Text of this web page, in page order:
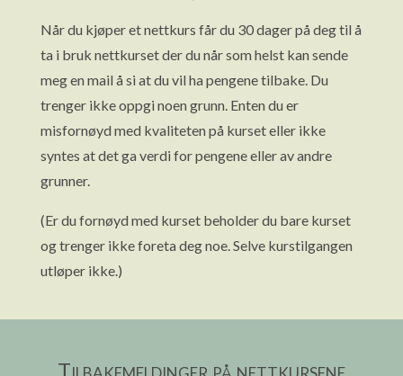
Når du kjøper et nettkurs får du 30 dager på deg til å
ta i bruk nettkurset der du når som helst kan sende
meg en mail å si at du vil ha pengene tilbake. Du
trenger ikke oppgi noen grunn. Enten du er
misfornøyd med kvaliteten på kurset eller ikke
syntes at det ga verdi for pengene eller av andre
grunner.
(Er du fornøyd med kurset beholder du bare kurset
og trenger ikke foreta deg noe. Selve kurstilgangen
utløper ikke.)
Tilbakemeldinger på nettkursene